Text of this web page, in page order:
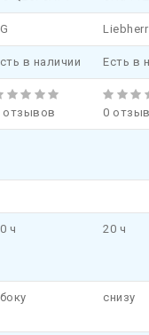
Liebherr
в наличии Есть в
отзывов 0
ч 20 ч
снизу